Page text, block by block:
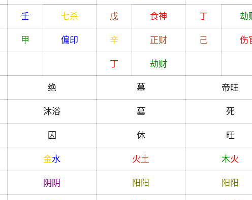
壬 七杀 戊 食神 丁 劫
甲 偏印 辛 正财 己 伤
丁 劫财
绝 墓 帝旺
沐浴 墓 死
囚 休 旺
金水 火土 木火
阴 阴 阳 阳 阳 阳